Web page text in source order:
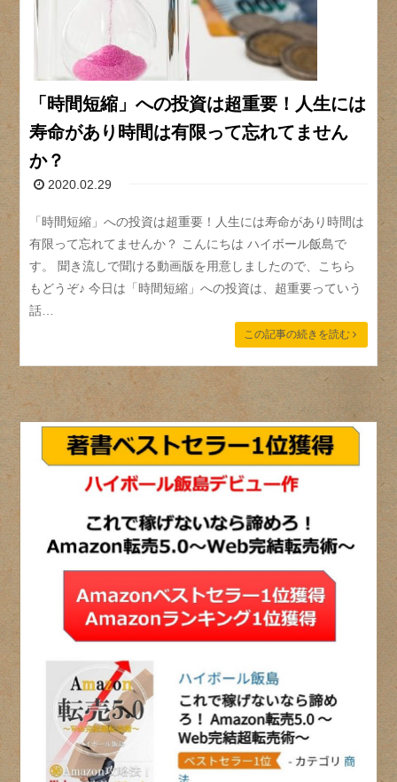
「時間短縮」への投資は超重要！人生には
寿命があり時間は有限って忘れてません
か？
2020.02.29
「時間短縮」への投資は超重要！人生には寿命があり時間は
有限って忘れてませんか？ こんにちは ハイボール飯島で
す。 聞き流しで聞ける動画版を用意しましたので、こちら
もどうぞ♪ 今日は「時間短縮」への投資は、超重要っていう
話…
この記事の続きを読む